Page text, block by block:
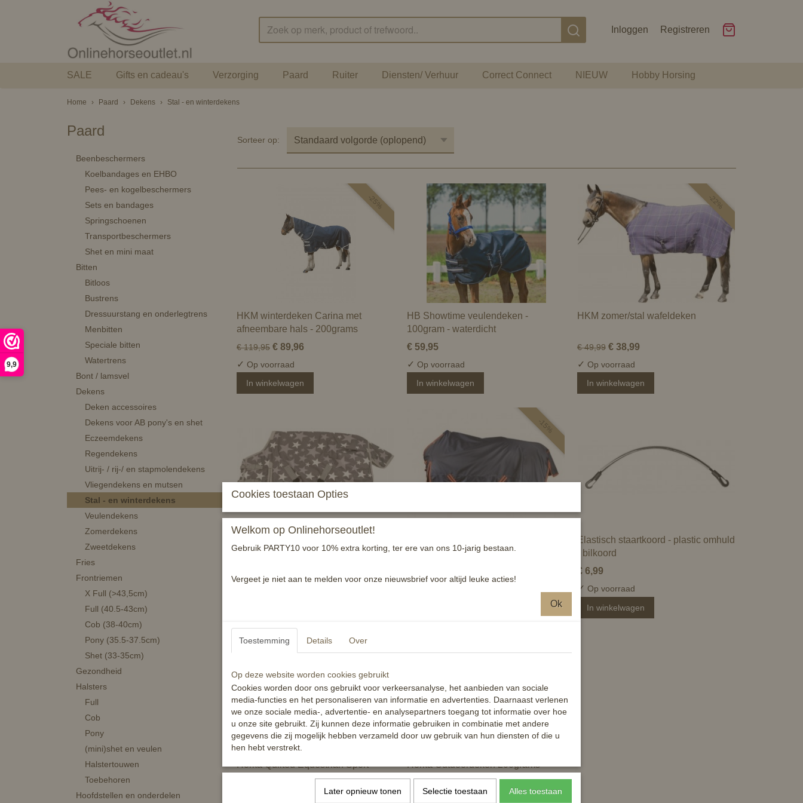
9,9
Inloggen Registreren
SALE Gifts en cadeau's Verzorging Paard Ruiter Diensten/ Verhuur Correct Connect NIEUW Hobby Horsing
Home › Paard › Dekens › Stal - en winterdekens
Paard
Beenbeschermers
Koelbandages en EHBO
Pees- en kogelbeschermers
Sets en bandages
Springschoenen
Transportbeschermers
Shet en mini maat
Bitten
Bitloos
Bustrens
Dressuurstang en onderlegtrens
Menbitten
Speciale bitten
Watertrens
Bont / lamsvel
Dekens
Deken accessoires
Dekens voor AB pony's en shet
Eczeemdekens
Regendekens
Uitrij- / rij-/ en stapmolendekens
Vliegendekens en mutsen
Stal - en winterdekens
Veulendekens
Zomerdekens
Zweetdekens
Fries
Frontriemen
X Full (>43,5cm)
Full (40.5-43cm)
Cob (38-40cm)
Pony (35.5-37.5cm)
Shet (33-35cm)
Gezondheid
Halsters
Full
Cob
Pony
(mini)shet en veulen
Halstertouwen
Toebehoren
Hoofdstellen en onderdelen
Sorteer op:
-25%
HKM winterdeken Carina met
afneembare hals - 200grams
€ 119,95 € 89,96
✓ Op voorraad
In winkelwagen
HB Showtime veulendeken -
100gram - waterdicht
€ 59,95
✓ Op voorraad
In winkelwagen
-22%
HKM zomer/stal wafeldeken
€ 49,99 € 38,99
✓ Op voorraad
In winkelwagen
200gram
-15%
Elastisch staartkoord - plastic omhuld
- bilkoord
€ 6,99
✓ Op voorraad
In winkelwagen
-38%
Horka Quilted Equestrian Sport
Horka Outdoordeken 200grams
€ 59,95
Cookies toestaan Opties
Welkom op Onlinehorseoutlet!
Gebruik PARTY10 voor 10% extra korting, ter ere van ons 10-jarig bestaan.
Vergeet je niet aan te melden voor onze nieuwsbrief voor altijd leuke acties!
Ok
Toestemming Details Over
Op deze website worden cookies gebruikt
Cookies worden door ons gebruikt voor verkeersanalyse, het aanbieden van sociale
media-functies en het personaliseren van informatie en advertenties. Daarnaast verlenen
we onze sociale media-, advertentie- en analysepartners toegang tot informatie over hoe
u onze site gebruikt. Zij kunnen deze informatie gebruiken in combinatie met andere
gegevens die zij mogelijk hebben verzameld door uw gebruik van hun diensten of die u
hen hebt verstrekt.
Later opnieuw tonen Selectie toestaan Alles toestaan